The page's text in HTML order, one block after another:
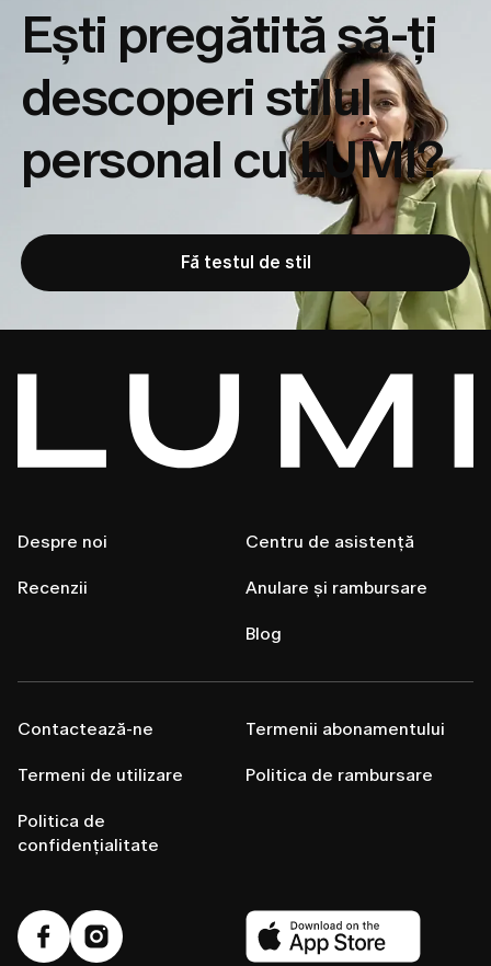
Ești pregătită să-ți
descoperi stilul
personal cu LUMI?
Fă testul de stil
Despre noi
Recenzii
Centru de asistență
Anulare și rambursare
Blog
Contactează-ne
Termeni de utilizare
Politica de
confidențialitate
Termenii abonamentului
Politica de rambursare